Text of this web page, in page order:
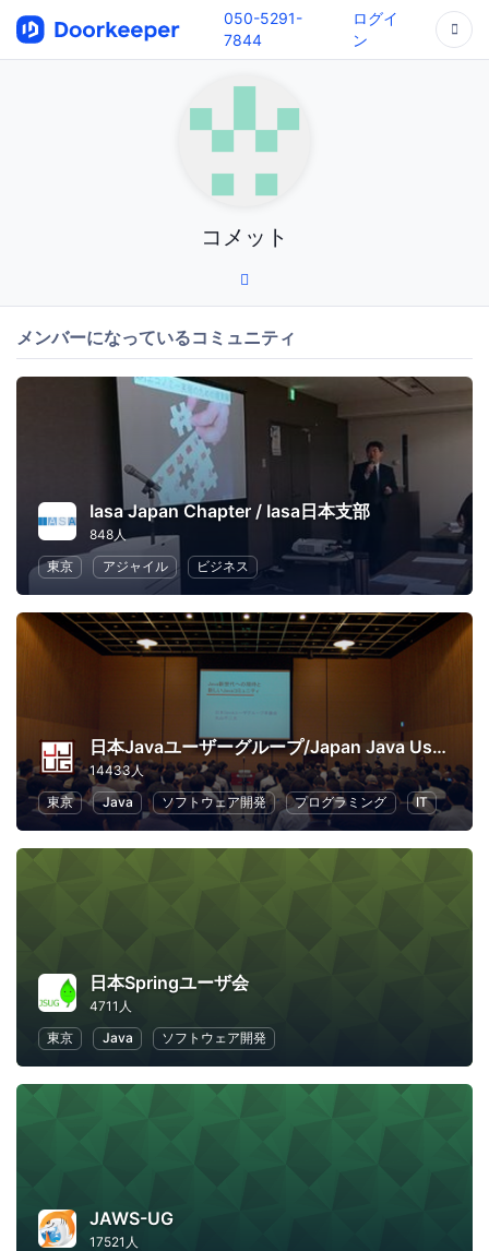
050-5291-
7844
ログイ
ン
コメット
メンバーになっているコミュニティ
Iasa Japan Chapter / Iasa日本支部
848人
東京
アジャイル ビジネス
日本Javaユーザーグループ/Japan Java User Group
14433人
東京
Java ソフトウェア開発 プログラミング IT
日本Springユーザ会
4711人
東京
Java ソフトウェア開発
JAWS-UG
17521人